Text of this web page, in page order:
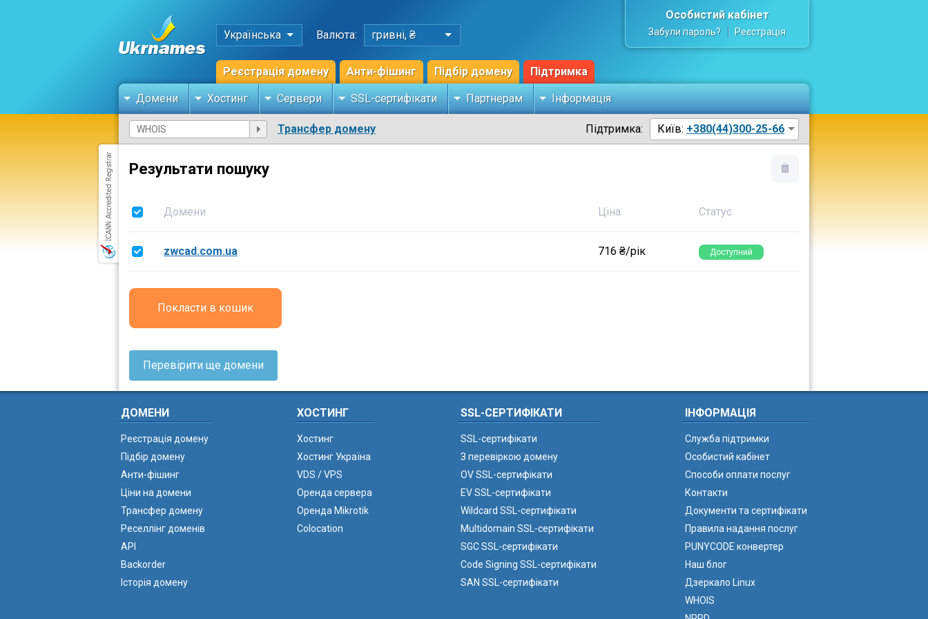
Українська Валюта: гривні, ₴
Реєстрація домену Анти-фішинг Підбір домену Підтримка
Особистий кабінет
Забули пароль? Реєстрація
Домени Хостинг Сервери SSL-сертифікати Партнерам Інформація
Трансфер домену Підтримка: Київ: +380(44)300-25-66
Результати пошуку
Домени Ціна Статус
zwcad.com.ua 716 ₴/рік Доступний
Покласти в кошик
Перевірити ще домени
ДОМЕНИ
Реєстрація домену
Підбір домену
Анти-фішинг
Ціни на домени
Трансфер домену
Реселлінг доменів
API
Backorder
Історія домену
ХОСТИНГ
Хостинг
Хостинг Україна
VDS / VPS
Оренда сервера
Оренда Mikrotik
Colocation
SSL-СЕРТИФІКАТИ
SSL-сертифікати
З перевіркою домену
OV SSL-сертифікати
EV SSL-сертифікати
Wildcard SSL-сертифікати
Multidomain SSL-сертифікати
SGC SSL-сертифікати
Code Signing SSL-сертифікати
SAN SSL-сертифікати
ІНФОРМАЦІЯ
Служба підтримки
Особистий кабінет
Способи оплати послуг
Контакти
Документи та сертифікати
Правила надання послуг
PUNYCODE конвертер
Наш блог
Дзеркало Linux
WHOIS